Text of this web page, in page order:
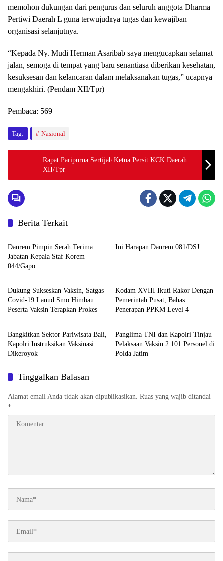
memohon dukungan dari pengurus dan seluruh anggota Dharma
Pertiwi Daerah L guna terwujudnya tugas dan kewajiban
organisasi selanjutnya.
“Kepada Ny. Mudi Herman Asaribab saya mengucapkan selamat
jalan, semoga di tempat yang baru senantiasa diberikan kesehatan,
kesuksesan dan kelancaran dalam melaksanakan tugas,” ucapnya
mengakhiri. (Pendam XII/Tpr)
Pembaca: 569
Tag: Nasional
Rapat Paripurna Sertijab Ketua Persit KCK Daerah
XII/Tpr
Berita Terkait
Palembang
Danrem Pimpin Serah Terima
Jabatan Kepala Staf Korem
044/Gapo
Ini Harapan Danrem 081/DSJ
Nasional
Dukung Sukseskan Vaksin, Satgas
Covid-19 Lanud Smo Himbau
Peserta Vaksin Terapkan Prokes
Kodam XVIII Ikuti Rakor Dengan
Pemerintah Pusat, Bahas
Penerapan PPKM Level 4
Warta TNI
Bangkitkan Sektor Pariwisata Bali,
Kapolri Instruksikan Vaksinasi
Dikeroyok
Warta TNI
Panglima TNI dan Kapolri Tinjau
Pelaksaan Vaksin 2.101 Personel di
Polda Jatim
Tinggalkan Balasan
Alamat email Anda tidak akan dipublikasikan. Ruas yang wajib ditandai
*